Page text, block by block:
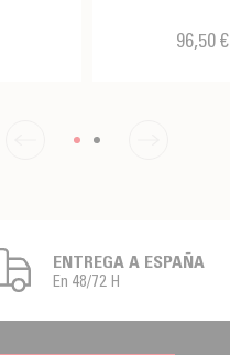
96,50 €
ENTREGA A ESPAÑA
En 48/72 H